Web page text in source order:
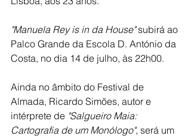
"Manuela Rey is in da House" subirá ao
Palco Grande da Escola D. António da
Costa, no dia 14 de julho, às 22h00.
Ainda no âmbito do Festival de
Almada, Ricardo Simões, autor e
intérprete de "Salgueiro Maia:
Cartografia de um Monólogo", será um